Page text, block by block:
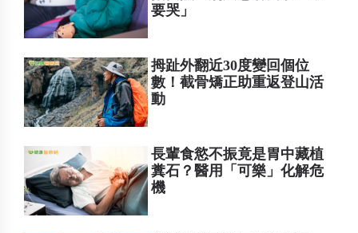
要哭」
拇趾外翻近30度變回個位
數！截骨矯正助重返登山活
動
長輩食慾不振竟是胃中藏植
糞石？醫用「可樂」化解危
機